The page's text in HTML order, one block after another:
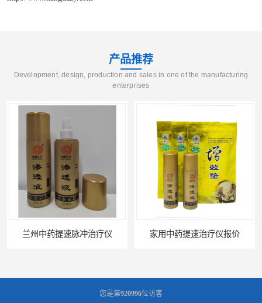
产品推荐
Development, design, production and sales in one of the manufacturing
enterprises
疗仪 家用中药提速治疗仪报价
您是第920996位访客